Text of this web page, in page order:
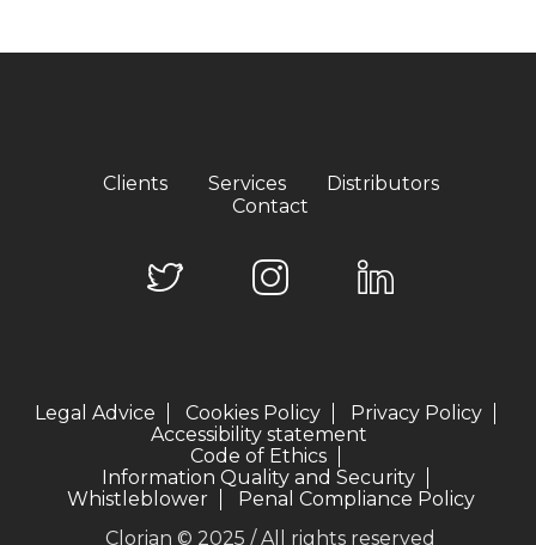
Clients Services
Distributors
Contact
Legal Advice Cookies Policy
Privacy Policy
Accessibility statement
Code of Ethics
Information Quality and Security
Whistleblower
Penal Compliance Policy
Clorian © 2025 / All rights reserved